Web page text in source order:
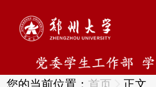
您的当前位置：首页 正文